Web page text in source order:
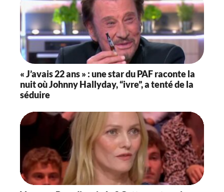
« J’avais 22 ans » : une star du PAF raconte la
nuit où Johnny Hallyday, “ivre”, a tenté de la
séduire